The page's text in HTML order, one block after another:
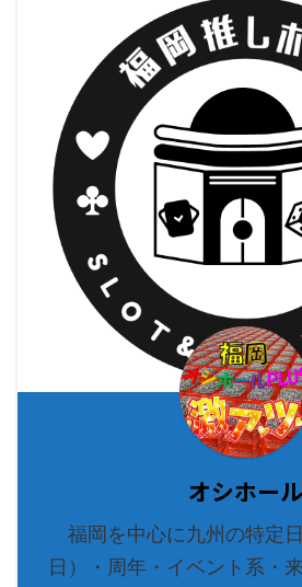
オシホール
福岡を中心に九州の特定
日）・周年・イベント系・